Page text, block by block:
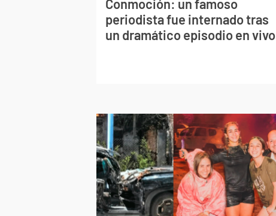
Conmoción: un famoso
periodista fue internado tras
un dramático episodio en vivo